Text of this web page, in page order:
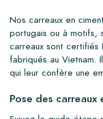
Nos carreaux en
portugais ou à motifs,
carreaux sont
fabriqués au Vietnam.
qui leur confère une
Pose des carreaux